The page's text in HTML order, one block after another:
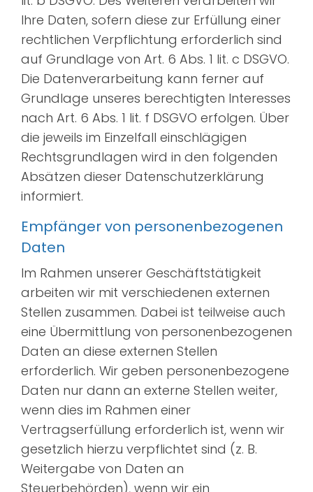
Ihre Daten, sofern diese zur Erfüllung einer
rechtlichen Verpflichtung erforderlich sind
auf Grundlage von Art. 6 Abs. 1 lit. c DSGVO.
Die Datenverarbeitung kann ferner auf
Grundlage unseres berechtigten Interesses
nach Art. 6 Abs. 1 lit. f DSGVO erfolgen. Über
die jeweils im Einzelfall einschlägigen
Rechtsgrundlagen wird in den folgenden
Absätzen dieser Datenschutzerklärung
informiert.
Empfänger von personenbezogenen
Daten
Im Rahmen unserer Geschäftstätigkeit
arbeiten wir mit verschiedenen externen
Stellen zusammen. Dabei ist teilweise auch
eine Übermittlung von personenbezogenen
Daten an diese externen Stellen
erforderlich. Wir geben personenbezogene
Daten nur dann an externe Stellen weiter,
wenn dies im Rahmen einer
Vertragserfüllung erforderlich ist, wenn wir
gesetzlich hierzu verpflichtet sind (z. B.
Weitergabe von Daten an
Steuerbehörden), wenn wir ein